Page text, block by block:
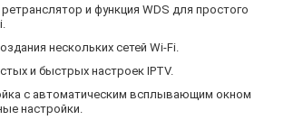
и функция WDS для простого
нескольких сетей Wi-Fi.
и быстрых настроек IPTV.
с автоматическим всплывающим окном
настройки.